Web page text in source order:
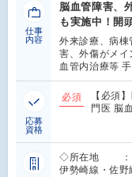
仕事
内容
脳血管障害、
も実施中！開
外来診療、病
害、外傷がメイ
血管内治療等
応募
資格
必須
【必須
門医 脳
◇所在地 ：群
伊勢崎線・佐